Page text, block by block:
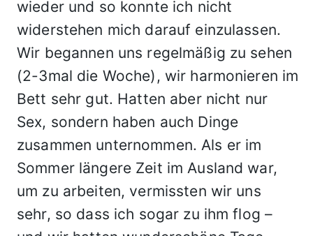
wieder und so konnte ich nicht
widerstehen mich darauf einzulassen.
Wir begannen uns regelmäßig zu sehen
(2-3mal die Woche), wir harmonieren im
Bett sehr gut. Hatten aber nicht nur
Sex, sondern haben auch Dinge
zusammen unternommen. Als er im
Sommer längere Zeit im Ausland war,
um zu arbeiten, vermissten wir uns
sehr, so dass ich sogar zu ihm flog –